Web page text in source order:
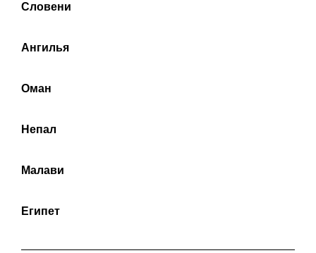
Словени
Ангилья
Оман
Непал
Малави
Египет